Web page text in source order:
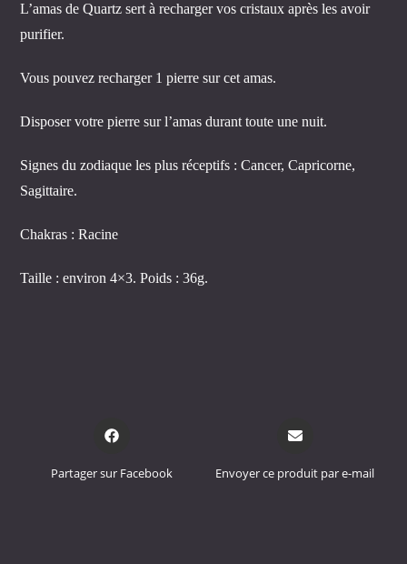
L’amas de Quartz sert à recharger vos cristaux après les avoir
purifier.
Vous pouvez recharger 1 pierre sur cet amas.
Disposer votre pierre sur l’amas durant toute une nuit.
Signes du zodiaque les plus réceptifs : Cancer, Capricorne,
Sagittaire.
Chakras : Racine
Taille : environ 4×3. Poids : 36g.
Opens
new
Partager sur Facebook
Opens
new
Envoyer ce produit par e-mail